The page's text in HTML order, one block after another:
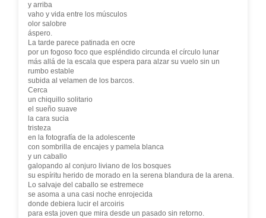
y arriba
vaho y vida entre los músculos
olor salobre
áspero.
La tarde parece patinada en ocre
por un fogoso foco que espléndido circunda el círculo lunar
más allá de la escala que espera para alzar su vuelo sin un
rumbo estable
subida al velamen de los barcos.
Cerca
un chiquillo solitario
el sueño suave
la cara sucia
tristeza
en la fotografía de la adolescente
con sombrilla de encajes y pamela blanca
y un caballo
galopando al conjuro liviano de los bosques
su espíritu herido de morado en la serena blandura de la arena.
Lo salvaje del caballo se estremece
se asoma a una casi noche enrojecida
donde debiera lucir el arcoiris
para esta joven que mira desde un pasado sin retorno.